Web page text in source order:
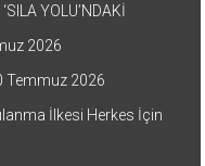
YOLU’NDAKİ
2026
Temmuz 2026
İlkesi Herkes İçin